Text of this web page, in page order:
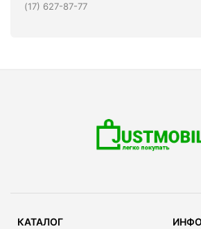
(17) 627-87-77
КАТАЛОГ